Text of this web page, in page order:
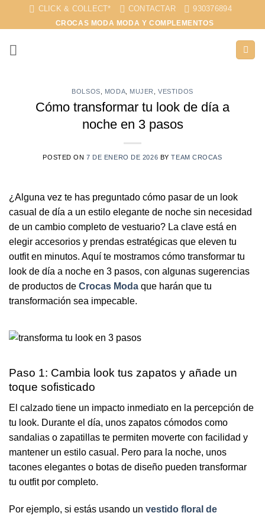
CLICK & COLLECT* CONTACTAR 930376894
CROCAS MODA MODA Y COMPLEMENTOS
BOLSOS MODA MUJER ,VESTIDOS
Cómo transformar tu look de día a
noche en 3 pasos
POSTED ON7 DE ENERO DE 2026 BYTEAM CROCAS
¿Alguna vez te has preguntado cómo pasar de un look
casual de día a un estilo elegante de noche sin necesidad
de un cambio completo de vestuario? La clave está en
elegir accesorios y prendas estratégicas que eleven tu
outfit en minutos. Aquí te mostramos cómo transformar tu
look de día a noche en 3 pasos, con algunas sugerencias
de productos de Crocas Moda que harán que tu
transformación sea impecable.
Paso 1: Cambia look tus zapatos y añade un
toque sofisticado
El calzado tiene un impacto inmediato en la percepción de
tu look. Durante el día, unos zapatos cómodos como
sandalias o zapatillas te permiten moverte con facilidad y
mantener un estilo casual. Pero para la noche, unos
tacones elegantes o botas de diseño pueden transformar
tu outfit por completo.
Por ejemplo, si estás usando un vestido floral de